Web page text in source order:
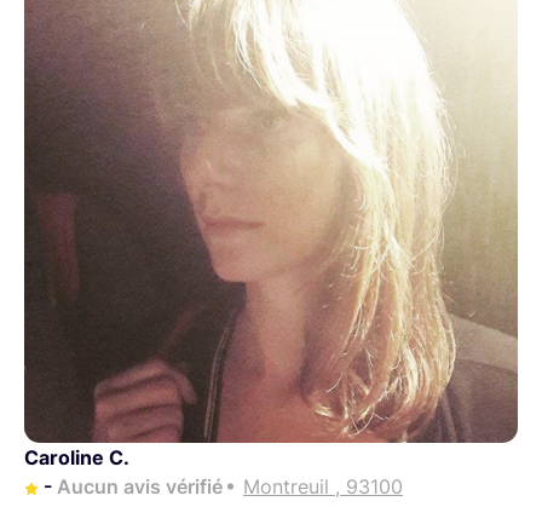
Caroline C.
- Aucun avis vérifié Montreuil , 93100